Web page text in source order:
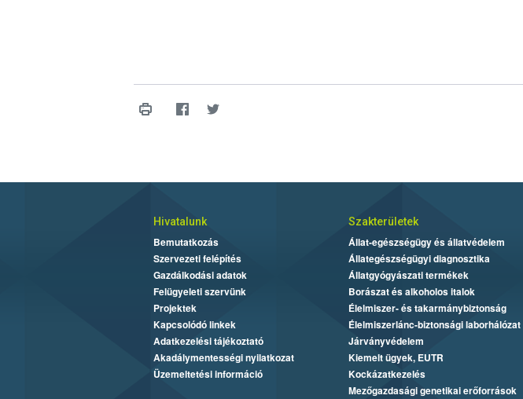
Hivatalunk
Bemutatkozás
Szervezeti felépítés
Gazdálkodási adatok
Felügyeleti szervünk
Projektek
Kapcsolódó linkek
Adatkezelési tájékoztató
Akadálymentességi nyilatkozat
Üzemeltetési információ
Szakterületek
Állat-egészségügy és állatvédelem
Állategészségügyi diagnosztika
Állatgyógyászati termékek
Borászat és alkoholos italok
Élelmiszer- és takarmánybiztonság
Élelmiszerlánc-biztonsági laborhálózat
Járványvédelem
Kiemelt ügyek, EUTR
Kockázatkezelés
Mezőgazdasági genetikai erőforrások